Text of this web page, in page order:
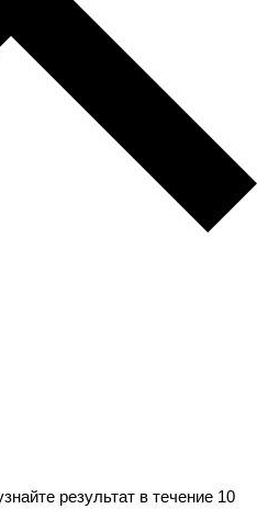
результат в течение 10